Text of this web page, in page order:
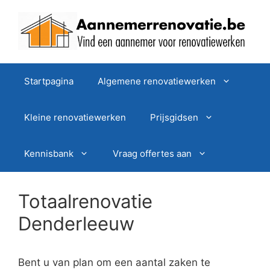
Startpagina Algemene renovatiewerken
Kleine renovatiewerken Prijsgidsen
Kennisbank Vraag offertes aan
Totaalrenovatie
Denderleeuw
Bent u van plan om een aantal zaken te